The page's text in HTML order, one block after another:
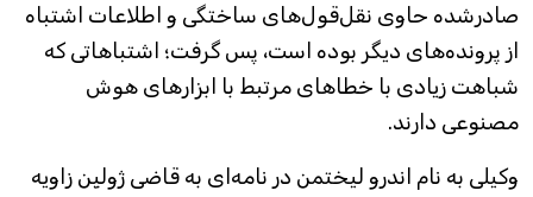
صادرشده حاوی نقل‌قول‌های ساختگی و اطلاعات اشتباه
از پرونده‌های دیگر بوده است، پس گرفت؛ اشتباهاتی که
شباهت زیادی با خطاهای مرتبط با ابزارهای هوش
مصنوعی دارند.
وکیلی به نام اندرو لیختمن در نامه‌ای به قاضی ژولیِن زاویه